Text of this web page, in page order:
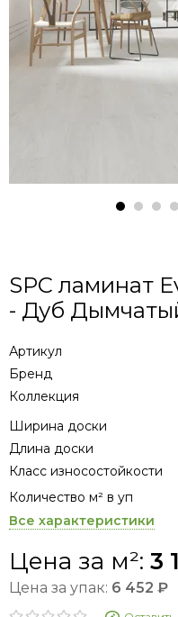
SPC ламинат
- Дуб
Артикул
Бренд
Коллекция
Ширина доски
Длина доски
Класс износостойкости
Количество м² в уп
Все характеристики
Цена за м²: 3
Цена за упак: 6 452 ₽